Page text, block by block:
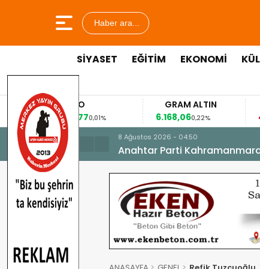
Haber ara...
SİYASET EĞİTİM EKONOMİ
EURO
53,84770,01%
GRAM ALTIN
6.168,060,22%
FAİZ
42,31
-
8 Ağustos 2026 - 04:50
Anahtar Parti